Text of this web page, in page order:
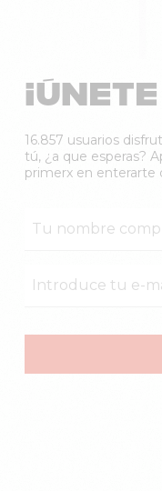
16.857 usuarios
tú, ¿a que esperas?
primerx en enterarte